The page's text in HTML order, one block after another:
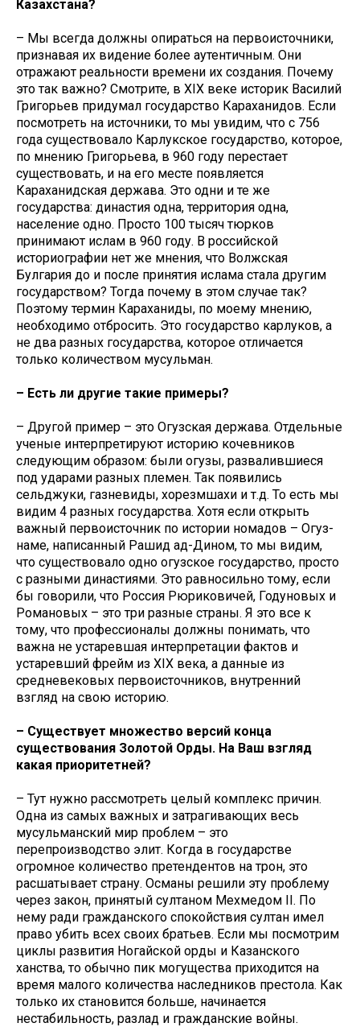
Казахстана?
– Мы всегда должны опираться на первоисточники,
признавая их видение более аутентичным. Они
отражают реальности времени их создания. Почему
это так важно? Смотрите, в XIX веке историк Василий
Григорьев придумал государство Караханидов. Если
посмотреть на источники, то мы увидим, что с 756
года существовало Карлукское государство, которое,
по мнению Григорьева, в 960 году перестает
существовать, и на его месте появляется
Караханидская держава. Это одни и те же
государства: династия одна, территория одна,
население одно. Просто 100 тысяч тюрков
принимают ислам в 960 году. В российской
историографии нет же мнения, что Волжская
Булгария до и после принятия ислама стала другим
государством? Тогда почему в этом случае так?
Поэтому термин Караханиды, по моему мнению,
необходимо отбросить. Это государство карлуков, а
не два разных государства, которое отличается
только количеством мусульман.
– Есть ли другие такие примеры?
– Другой пример – это Огузская держава. Отдельные
ученые интерпретируют историю кочевников
следующим образом: были огузы, развалившиеся
под ударами разных племен. Так появились
сельджуки, газневиды, хорезмшахи и т.д. То есть мы
видим 4 разных государства. Хотя если открыть
важный первоисточник по истории номадов – Огуз-
наме, написанный Рашид ад-Дином, то мы видим,
что существовало одно огузское государство, просто
с разными династиями. Это равносильно тому, если
бы говорили, что Россия Рюриковичей, Годуновых и
Романовых – это три разные страны. Я это все к
тому, что профессионалы должны понимать, что
важна не устаревшая интерпретации фактов и
устаревший фрейм из XIX века, а данные из
средневековых первоисточников, внутренний
взгляд на свою историю.
– Существует множество версий конца
существования Золотой Орды. На Ваш взгляд
какая приоритетней?
– Тут нужно рассмотреть целый комплекс причин.
Одна из самых важных и затрагивающих весь
мусульманский мир проблем – это
перепроизводство элит. Когда в государстве
огромное количество претендентов на трон, это
расшатывает страну. Османы решили эту проблему
через закон, принятый султаном Мехмедом II. По
нему ради гражданского спокойствия султан имел
право убить всех своих братьев. Если мы посмотрим
циклы развития Ногайской орды и Казанского
ханства, то обычно пик могущества приходится на
время малого количества наследников престола. Как
только их становится больше, начинается
нестабильность, разлад и гражданские войны.